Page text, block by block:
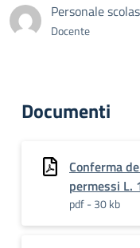
Personale
Docente
Documenti
Conferma
permessi L.
pdf - 30 kb